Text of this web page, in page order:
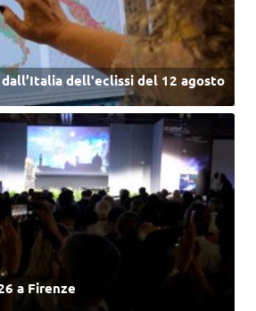
dell'eclissi del 12 agosto
a Firenze